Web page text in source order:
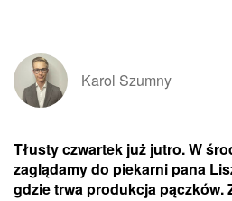
Karol Szumny
Tłusty czwartek już jutro. W
zaglądamy do piekarni pana
gdzie trwa produkcja pączków.